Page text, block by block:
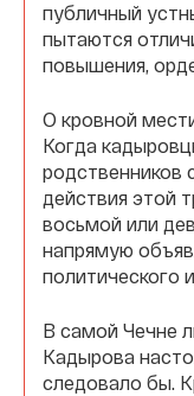
публичный
пытаются
повышения,
О кровной
Когда
родственников
действия этой
восьмой или
напрямую
политического
В самой Чечне
Кадырова
следовало бы.